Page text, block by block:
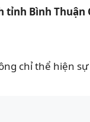
tỉnh Bình Thuận
chỉ thể hiện